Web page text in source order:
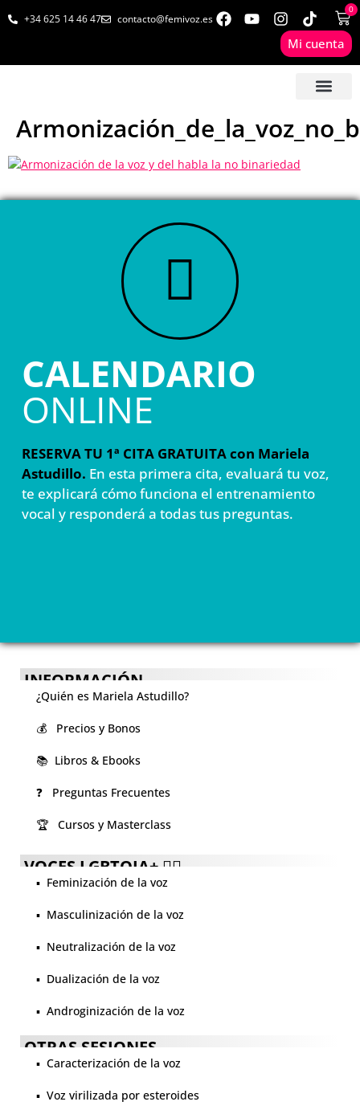
+34 625 14 46 47 contacto@femivoz.es
0
Mi cuenta
CALENDARIO
ONLINE
RESERVA TU 1ª CITA GRATUITA con Mariela
Astudillo. En esta primera cita, evaluará tu voz,
te explicará cómo funciona el entrenamiento
vocal y responderá a todas tus preguntas.
INFORMACIÓN
¿Quién es Mariela Astudillo?
💰 Precios y Bonos
📚 Libros & Ebooks
❓ Preguntas Frecuentes
🏆 Cursos y Masterclass
VOCES LGBTQIA+ 🏳️‍🌈
▪️ Feminización de la voz
▪️ Masculinización de la voz
▪️ Neutralización de la voz
▪️ Dualización de la voz
▪️ Androginización de la voz
OTRAS SESIONES
▪️ Caracterización de la voz
▪️ Voz virilizada por esteroides